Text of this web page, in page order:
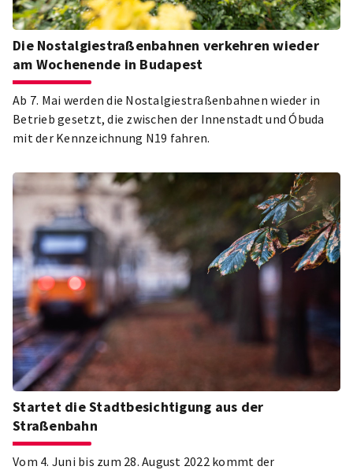
Die Nostalgiestraßenbahnen verkehren wieder
am Wochenende in Budapest
Ab 7. Mai werden die Nostalgiestraßenbahnen wieder in
Betrieb gesetzt, die zwischen der Innenstadt und Óbuda
mit der Kennzeichnung N19 fahren.
Startet die Stadtbesichtigung aus der
Straßenbahn
Vom 4. Juni bis zum 28. August 2022 kommt der